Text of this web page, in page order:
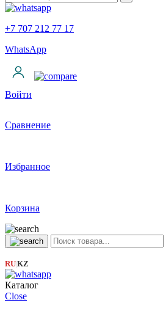
+7 707 212 77 17
WhatsApp
Войти
Сравнение
Избранное
Корзина
RU|KZ
Каталог
Close